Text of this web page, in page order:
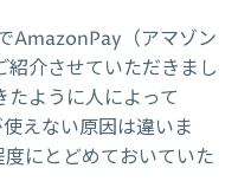
AmazonPay（アマゾン
介させていただきまし
ように人によって
えない原因は違いま
にとどめておいていた